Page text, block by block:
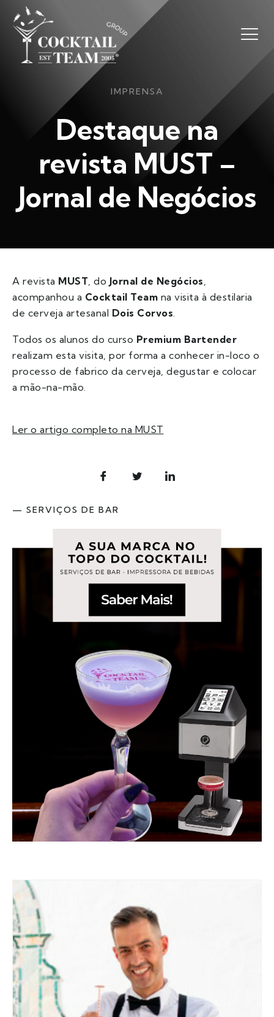
IMPRENSA
Destaque na
revista MUST –
Jornal de Negócios
A revista MUST, do Jornal de Negócios,
acompanhou a Cocktail Team na visita à destilaria
de cerveja artesanal Dois Corvos.
Todos os alunos do curso Premium Bartender
realizam esta visita, por forma a conhecer in-loco o
processo de fabrico da cerveja, degustar e colocar
a mão-na-mão.
Ler o artigo completo na MUST
— SERVIÇOS DE BAR